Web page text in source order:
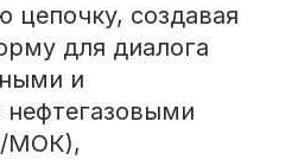
цепочку, создавая
для диалога
и
МОК),